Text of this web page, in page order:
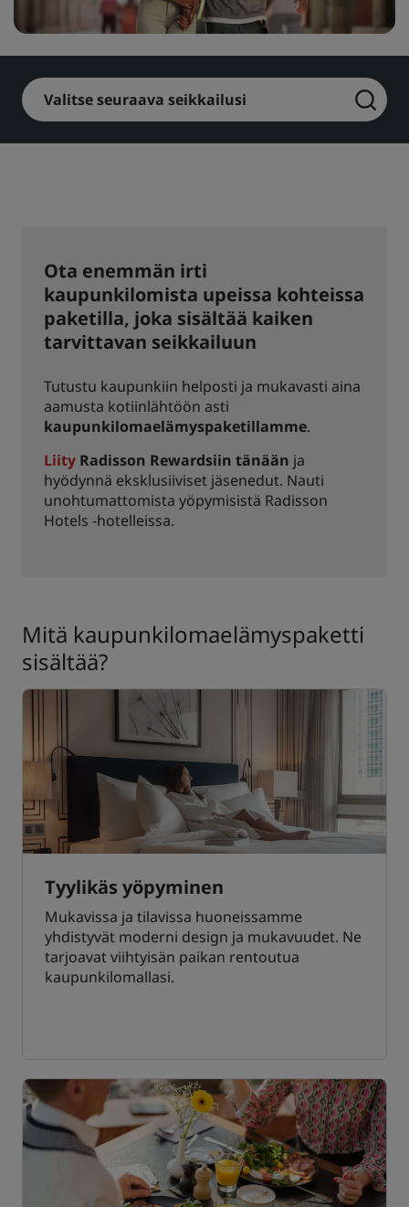
Park Plaza Park Inn by Radisson
Prize by Radisson Country Inn & Suites
Golden Tulip
Keskustan hotellit
Käy blogissamme
Valitse seuraava seikkailusi
Ota enemmän irti
kaupunkilomista upeissa kohteissa
paketilla, joka sisältää kaiken
tarvittavan seikkailuun
Tutustu kaupunkiin helposti ja mukavasti aina
aamusta kotiinlähtöön asti
kaupunkilomaelämyspaketillamme.
Liity Radisson Rewardsiin tänään ja
hyödynnä eksklusiiviset jäsenedut. Nauti
unohtumattomista yöpymisistä Radisson
Hotels -hotelleissa.
Mitä kaupunkilomaelämyspaketti
sisältää?
Tyylikäs yöpyminen
Mukavissa ja tilavissa huoneissamme
yhdistyvät moderni design ja mukavuudet. Ne
tarjoavat viihtyisän paikan rentoutua
kaupunkilomallasi.